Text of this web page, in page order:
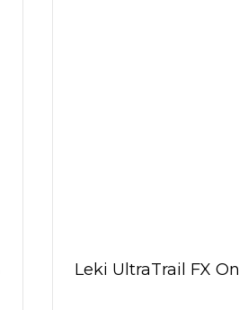
Leki UltraTrail FX